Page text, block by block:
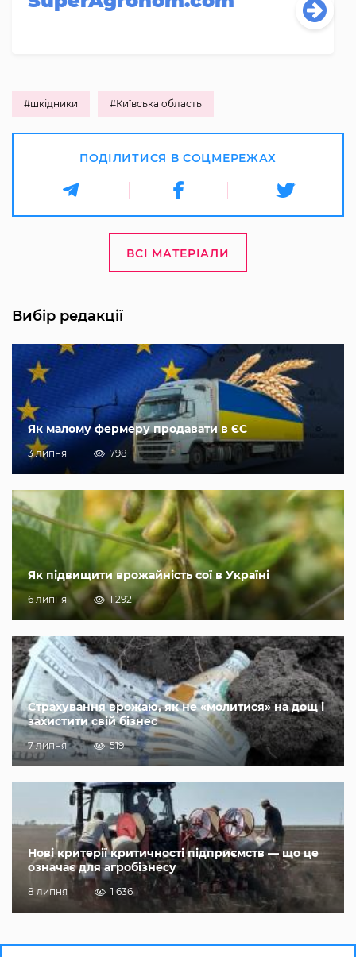
#шкідники #Київська область
ПОДІЛИТИСЯ В СОЦМЕРЕЖАХ
ВСІ МАТЕРІАЛИ
Вибір редакції
Як малому фермеру продавати в ЄС
3 липня 798
Як підвищити врожайність сої в Україні
6 липня 1 292
Страхування врожаю, як не «молитися» на дощ і
захистити свій бізнес
7 липня 519
Нові критерії критичності підприємств — що це
означає для агробізнесу
8 липня 1 636